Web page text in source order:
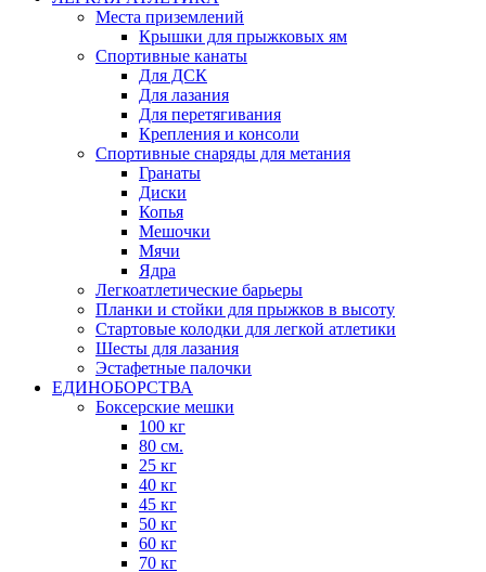
Места приземлений
Крышки для прыжковых ям
Спортивные канаты
Для ДСК
Для лазания
Для перетягивания
Крепления и консоли
Спортивные снаряды для метания
Гранаты
Диски
Копья
Мешочки
Мячи
Ядра
Легкоатлетические барьеры
Планки и стойки для прыжков в высоту
Стартовые колодки для легкой атлетики
Шесты для лазания
Эстафетные палочки
ЕДИНОБОРСТВА
Боксерские мешки
100 кг
80 см.
25 кг
40 кг
45 кг
50 кг
60 кг
70 кг